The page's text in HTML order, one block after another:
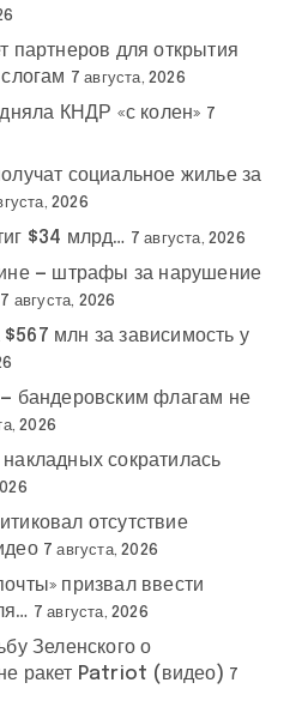
для открытия
7 августа, 2026
КНДР «с колен» 7
социальное жилье за
2026
$34 млрд… 7 августа, 2026
— штрафы за нарушение
7 августа, 2026
млн за зависимость у
бандеровским флагам не
2026
сократилась
отсутствие
7 августа, 2026
призвал ввести
7 августа, 2026
Зеленского о
ракет Patriot (видео) 7